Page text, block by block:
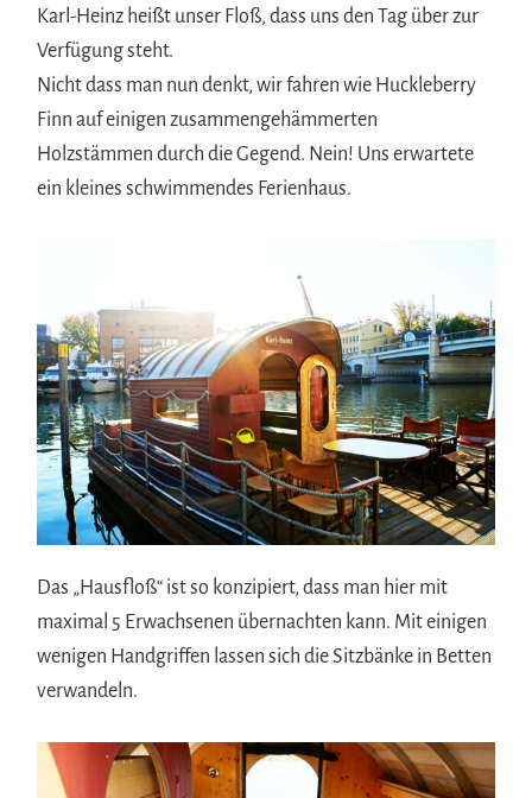
Karl-Heinz heißt unser Floß, dass uns den Tag über zur
Verfügung steht.
Nicht dass man nun denkt, wir fahren wie Huckleberry
Finn auf einigen zusammengehämmerten
Holzstämmen durch die Gegend. Nein! Uns erwartete
ein kleines schwimmendes Ferienhaus.
Das „Hausfloß“ ist so konzipiert, dass man hier mit
maximal 5 Erwachsenen übernachten kann. Mit einigen
wenigen Handgriffen lassen sich die Sitzbänke in Betten
verwandeln.